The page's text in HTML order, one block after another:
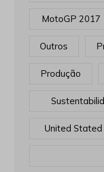
MotoGP 2017
Outros
Produção
United Stated